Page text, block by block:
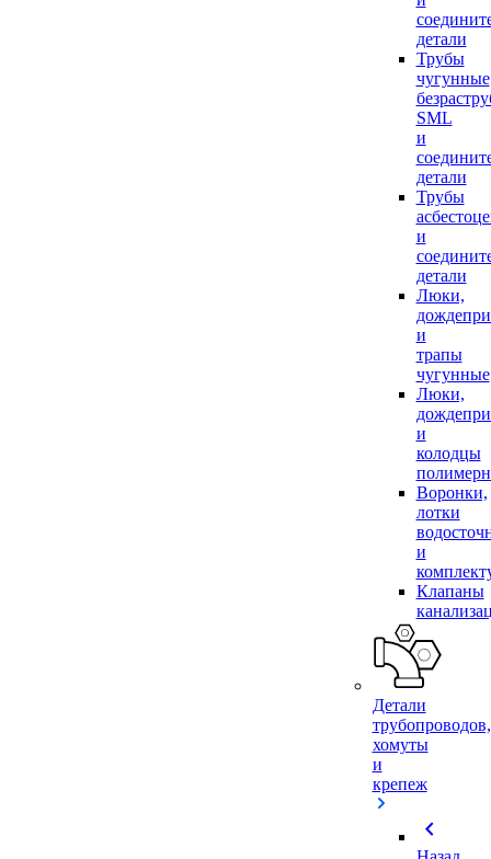
детали
Трубы
чугунные
SML
и
детали
Трубы
и
детали
Люки,
и
трапы
чугунные
Люки,
и
колодцы
Воронки,
лотки
и
Клапаны
Детали
трубопроводов,
хомуты
и
крепеж
chevron_left